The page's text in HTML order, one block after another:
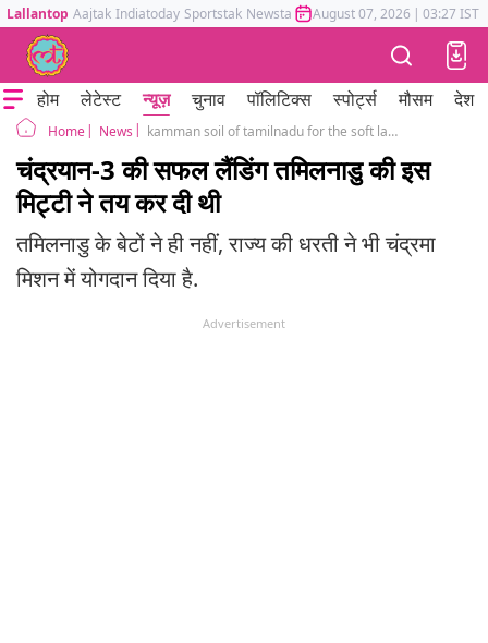
Lallantop Aajtak Indiatoday Sportstak Newstak Mumbai Tak Astrotak
August 07, 2026 | 03:27 IST
होम लेटेस्ट न्यूज़ चुनाव पॉलिटिक्स स्पोर्ट्स मौसम देश
Home News kamman soil of tamilnadu for the soft landing test of chandrayaan 3
चंद्रयान-3 की सफल लैंडिंग तमिलनाडु की इस
मिट्टी ने तय कर दी थी
तमिलनाडु के बेटों ने ही नहीं, राज्य की धरती ने भी चंद्रमा
मिशन में योगदान दिया है.
Advertisement